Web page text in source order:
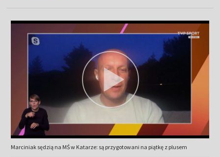
Marciniak sędzią na MŚ w Katarze: są przygotowani na piątkę z plusem